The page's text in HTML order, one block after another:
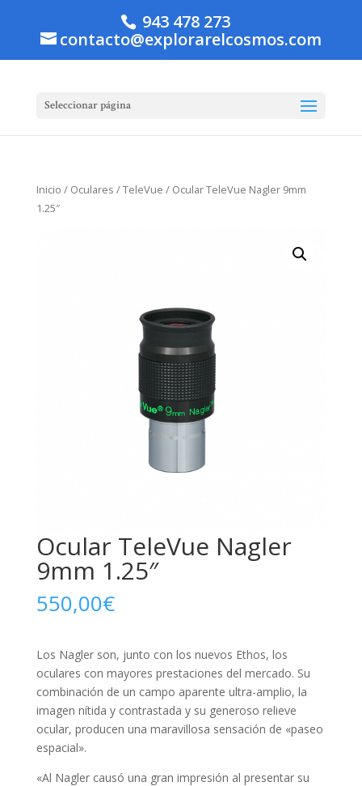
943 478 273
contacto@explorarelcosmos.com
Seleccionar página
Inicio / Oculares /TeleVue / Ocular TeleVue Nagler 9mm
1.25″
Ocular TeleVue Nagler
9mm 1.25″
550,00€
Los Nagler son, junto con los nuevos Ethos, los
oculares con mayores prestaciones del mercado. Su
combinación de un campo aparente ultra-amplio, la
imagen nítida y contrastada y su generoso relieve
ocular, producen una maravillosa sensación de «paseo
espacial».
«Al Nagler causó una gran impresión al presentar su